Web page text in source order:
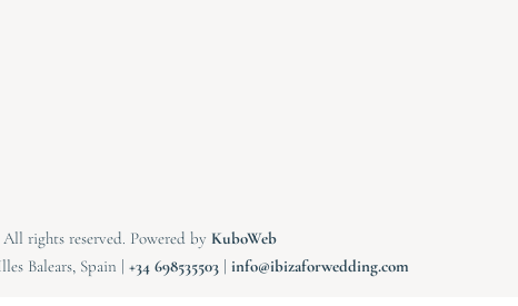
rights reserved. Powered byKuboWeb
Balears, Spain |⁠⁠⁠+34 698535503 |info@ibizaforwedding.com